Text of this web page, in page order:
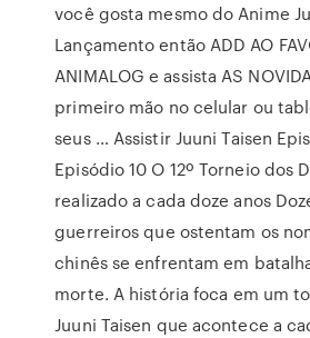
você gosta mesmo do Anime
Lançamento então ADD AO
ANIMALOG e assista AS
primeiro mão no celular ou
seus … Assistir Juuni Taisen
Episódio 10 O 12º Torneio dos
realizado a cada doze anos
guerreiros que ostentam os
chinês se enfrentam em
morte. A história foca em um
Juuni Taisen que acontece a